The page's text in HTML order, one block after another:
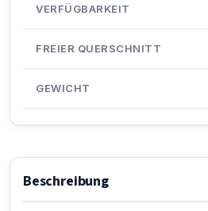
VERFÜGBARKEIT
FREIER QUERSCHNITT
GEWICHT
Beschreibung